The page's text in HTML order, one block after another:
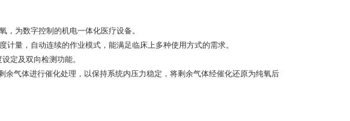
，为数字控制的机电一体化医疗设备。
量，自动连续的作业模式，能满足临床上多种使用方式的需求。
定及双向检测功能。
气体进行催化处理，以保持系统内压力稳定，将剩余气体经催化还原为纯氧后